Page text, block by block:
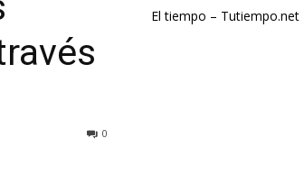
0
El tiempo – Tutiempo.net